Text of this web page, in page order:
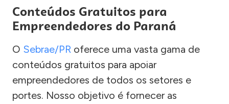
Conteúdos Gratuitos para
Empreendedores do Paraná
O Sebrae/PR oferece uma vasta gama de
conteúdos gratuitos para apoiar
empreendedores de todos os setores e
portes. Nosso objetivo é fornecer as